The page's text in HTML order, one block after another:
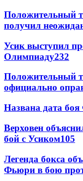
Положительный
получил
Усик выступил
Олимпиаду232
Положительный
официально
Названа дата
Верховен
бой с Усиком105
Легенда бокса
Фьюри в бою